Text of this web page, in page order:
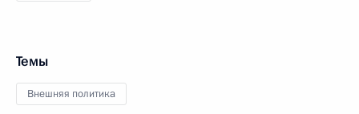
Темы
Внешняя политика